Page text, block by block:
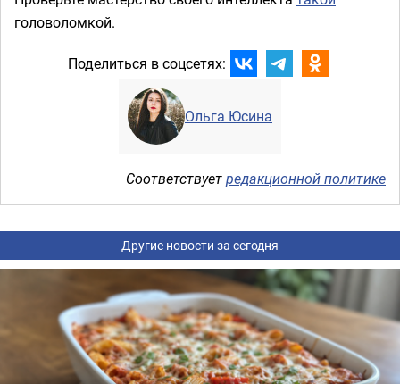
головоломкой.
Поделиться в соцсетях:
Ольга Юсина
Соответствуетредакционной политике
Другие новости за сегодня